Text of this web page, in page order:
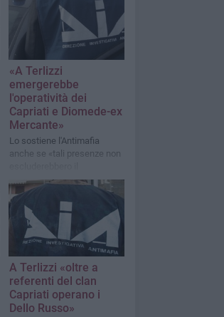
«A Terlizzi
emergerebbe
l'operatività dei
Capriati e Diomede-ex
Mercante»
Lo sostiene l'Antimafia
anche se «tali presenze non
radicamento, nello stesso
territorio, di altre strutture
criminali»
A Terlizzi «oltre a
referenti del clan
Capriati operano i
Dello Russo»